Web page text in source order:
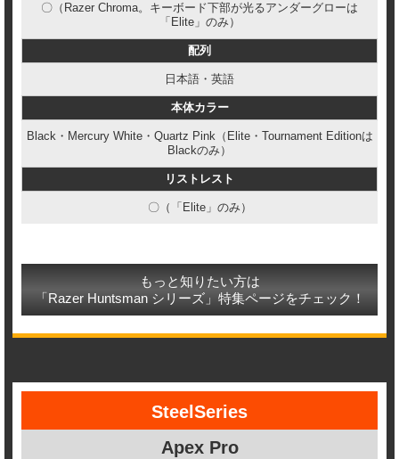
〇（Razer Chroma。キーボード下部が光るアンダーグローは
「Elite」のみ）
配列
日本語・英語
本体カラー
Black・Mercury White・Quartz Pink（Elite・Tournament Editionは
Blackのみ）
リストレスト
〇（「Elite」のみ）
もっと知りたい方は
「Razer Huntsman シリーズ」特集ページをチェック！
SteelSeries
Apex Pro